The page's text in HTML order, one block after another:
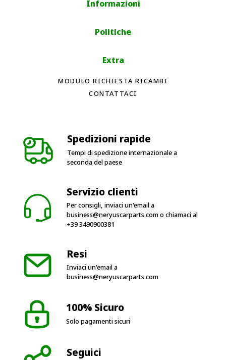
Politiche
Extra
MODULO RICHIESTA RICAMBI
seconda del paese
Servizio clienti
business@neryuscarparts.com
Resi
business@neryuscarparts.com
100% Sicuro
Seguici